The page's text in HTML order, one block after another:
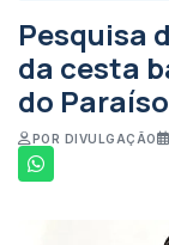
Pesquisa
da cesta
do Paraíso
POR DIVULGAÇÃO